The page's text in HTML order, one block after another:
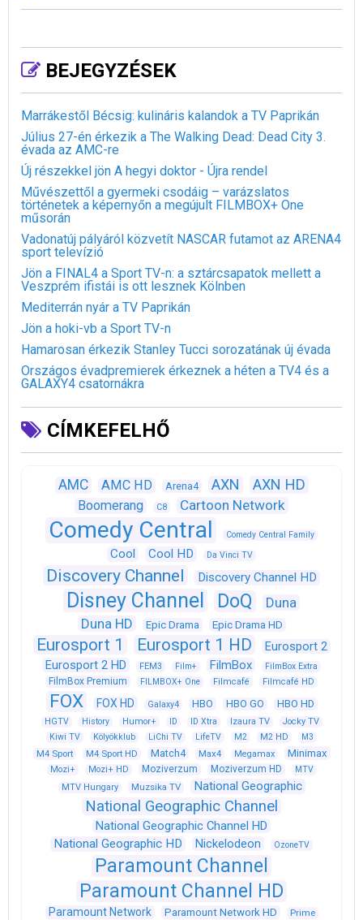
BEJEGYZÉSEK
Marrákestől Bécsig: kulináris kalandok a TV Paprikán
Július 27-én érkezik a The Walking Dead: Dead City 3.
évada az AMC-re
Új részekkel jön A hegyi doktor - Újra rendel
Művészettől a gyermeki csodáig – varázslatos
történetek a képernyőn a megújult FILMBOX+ One
műsorán
Vadonatúj pályáról közvetít NASCAR futamot az ARENA4
sport televízió
Jön a FINAL4 a Sport TV-n: a sztárcsapatok mellett a
Veszprém ifistái is ott lesznek Kölnben
Mediterrán nyár a TV Paprikán
Jön a hoki-vb a Sport TV-n
Hamarosan érkezik Stanley Tucci sorozatának új évada
Országos évadpremierek érkeznek a héten a TV4 és a
GALAXY4 csatornákra
CÍMKEFELHŐ
AMC AMC HD Arena4 AXN AXN HD
Boomerang C8 Cartoon Network
Comedy Central Comedy Central Family
Cool Cool HD Da Vinci TV
Discovery Channel Discovery Channel HD
Disney Channel DoQ
Duna
Duna HD
Epic Drama Epic Drama HD
Eurosport 1 Eurosport 1 HD
Eurosport 2
Eurosport 2 HD
FEM3 Film+ FilmBox FilmBox Extra
FilmBox Premium FILMBOX+ One Filmcafé Filmcafé HD
FOX FOX HD Galaxy4 HBO HBO GO HBO HD
HGTV History Humor+ ID ID Xtra Izaura TV
Jocky TV
Kiwi TV
Kölyökklub LiChi TV LifeTV M2 M2 HD M3
M4 Sport M4 Sport HD Match4 Max4 Megamax Minimax
Mozi+ Mozi+ HD Moziverzum Moziverzum HD
MTV
MTV Hungary
Muzsika TV National Geographic
National Geographic Channel
National Geographic Channel HD
National Geographic HD
Nickelodeon OzoneTV
Paramount Channel
Paramount Channel HD
Paramount Network Paramount Network HD Prime